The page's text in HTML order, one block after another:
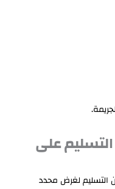
على
التسليم لغرض محدد